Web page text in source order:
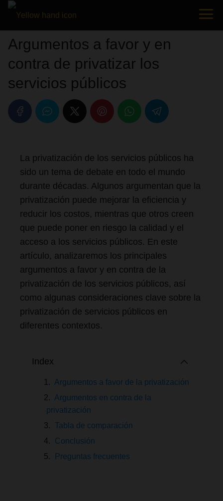
Argumentos a favor y en
contra de privatizar los
servicios públicos
La privatización de los servicios públicos ha
sido un tema de debate en todo el mundo
durante décadas. Algunos argumentan que la
privatización puede mejorar la eficiencia y
reducir los costos, mientras que otros creen
que puede poner en riesgo la calidad y el
acceso a los servicios públicos. En este
artículo, analizaremos los principales
argumentos a favor y en contra de la
privatización de los servicios públicos, así
como algunas consideraciones clave sobre la
privatización de servicios públicos en
diferentes contextos.
Index
Argumentos a favor de la privatización
Argumentos en contra de la
privatización
Tabla de comparación
Conclusión
Preguntas frecuentes